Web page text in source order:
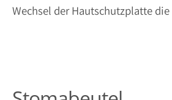
Wechsel der Hautschutzplatte